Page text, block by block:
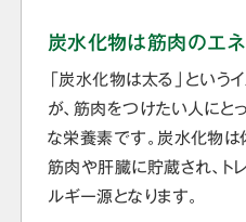
炭水化物は筋肉のエ
「炭水化物は太る」という
が、筋肉をつけたい人に
な栄養素です。炭水化物
筋肉や肝臓に貯蔵され、
ルギー源となります。